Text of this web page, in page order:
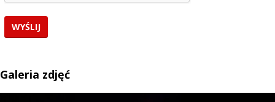
Galeria zdjęć